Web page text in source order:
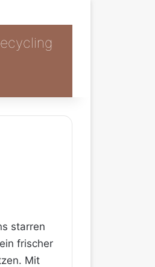
starren
frischer
Mit